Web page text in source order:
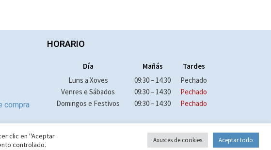
compra
HORARIO
Día Mañás
Tardes
Luns a Xoves
09:30 – 14.30
Pechado
Venres e Sábados
09:30 – 14:30
Pechado
Domingos e Festivos
09:30 – 14:30 Pechado
clic en "Aceptar
controlado.
Axustes de cookies Aceptar todo